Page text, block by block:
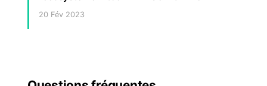
20 Fév 2023